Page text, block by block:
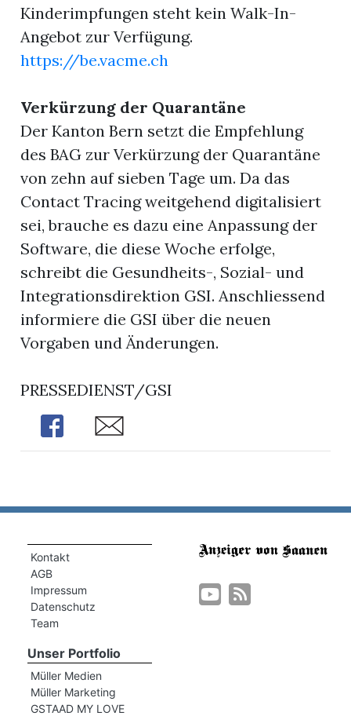
Kinderimpfungen steht kein Walk-In-
Angebot zur Verfügung.
https://be.vacme.ch
Verkürzung der Quarantäne
Der Kanton Bern setzt die Empfehlung
des BAG zur Verkürzung der Quarantäne
von zehn auf sieben Tage um. Da das
Contact Tracing weitgehend digitalisiert
sei, brauche es dazu eine Anpassung der
Software, die diese Woche erfolge,
schreibt die Gesundheits-, Sozial- und
Integrationsdirektion GSI. Anschliessend
informiere die GSI über die neuen
Vorgaben und Änderungen.
PRESSEDIENST/GSI
Share
Share
Kontakt
AGB
Impressum
Datenschutz
Team
Unser Portfolio
Müller Medien
Müller Marketing
GSTAAD MY LOVE